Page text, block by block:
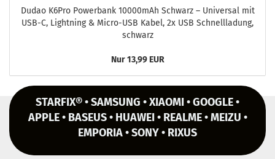
Dudao K6Pro Power­bank 10000mAh Schwarz – Uni­ver­sal mit
USB-C, Light­ning & Micro-​USB Kabel, 2x USB Schnell­la­dung,
schwarz
Nur 13,99 EUR
STARFIX® • SAMSUNG • XIAOMI • GOOGLE •
APPLE • BASEUS • HUAWEI • REALME • MEIZU •
EMPORIA • SONY • RIXUS